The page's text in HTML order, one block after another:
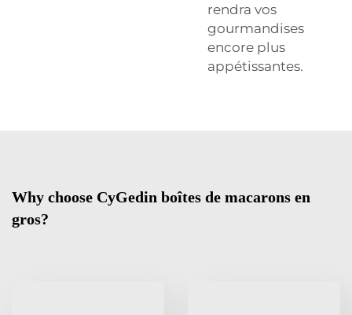
rendra vos
gourmandises
encore plus
appétissantes.
Why choose CyGedin boîtes de macarons en
gros?